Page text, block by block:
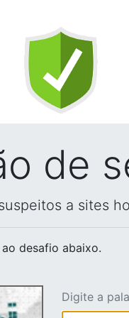
de
a sites
desafio abaixo.
Digite a